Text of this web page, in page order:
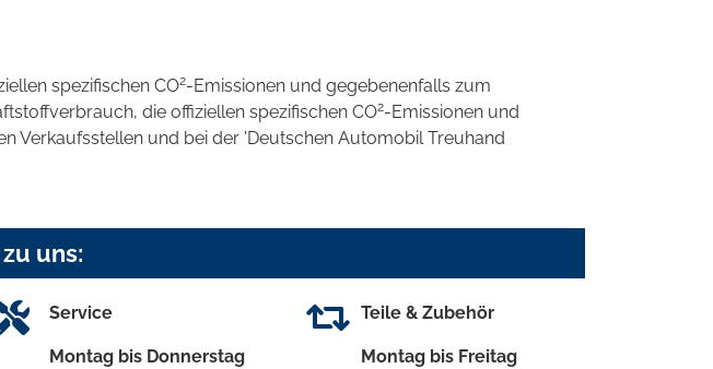
spezifischen CO2-Emissionen und gegebenenfalls zum
die offiziellen spezifischen CO2-Emissionen und
Verkaufsstellen und bei der 'Deutschen Automobil Treuhand
uns:
Service
Montag bis Donnerstag
Teile & Zubehör
Montag bis Freitag